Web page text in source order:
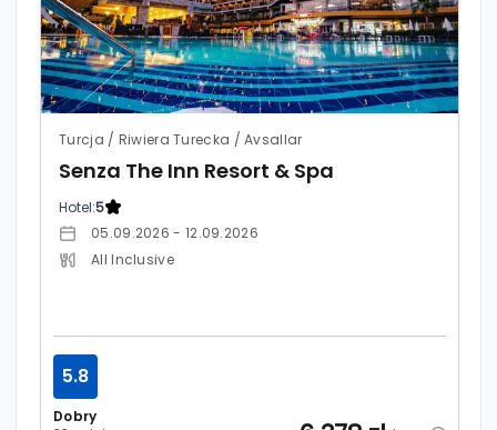
Turcja / Riwiera Turecka / Avsallar
Senza The Inn Resort & Spa
Hotel:5
05.09.2026 - 12.09.2026
All Inclusive
Dobry
5.8